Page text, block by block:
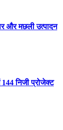
और मछली उत्पादन
निजी प्रोजेक्ट